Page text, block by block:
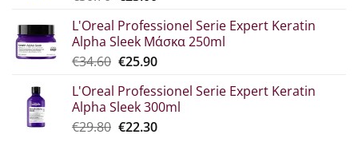
was:
€30.70.
τιμή
είναι:
€23.00.
L'Oreal Professionel Serie Expert Keratin
Alpha Sleek Μάσκα 250ml
€34.60 Original
was:
€34.60.
€25.90Η
τιμή
είναι:
€25.90.
L'Oreal Professionel Serie Expert Keratin
Alpha Sleek 300ml
€29.80 Original
€22.30Η